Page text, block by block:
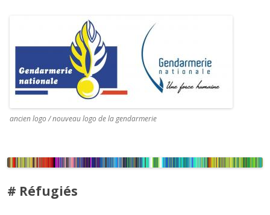
ancien logo / nouveau logo de la gendarmerie
# Réfugiés